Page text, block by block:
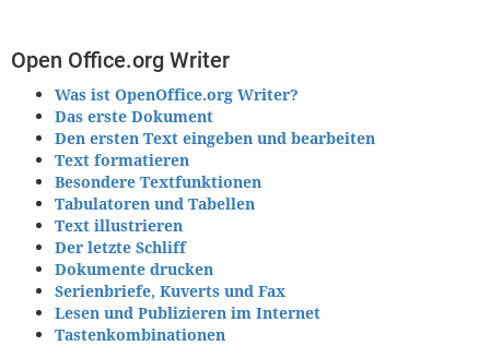
Open Office.org Writer
Was ist OpenOffice.org Writer?
Das erste Dokument
Den ersten Text eingeben und bearbeiten
Text formatieren
Besondere Textfunktionen
Tabulatoren und Tabellen
Text illustrieren
Der letzte Schliff
Dokumente drucken
Serienbriefe, Kuverts und Fax
Lesen und Publizieren im Internet
Tastenkombinationen